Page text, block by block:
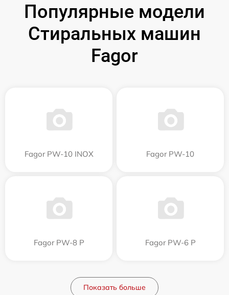
Популярные модели
Стиральных машин
Fagor
Fagor PW-10 INOX Fagor PW-10
Fagor PW-8 P Fagor PW-6 P
Показать больше